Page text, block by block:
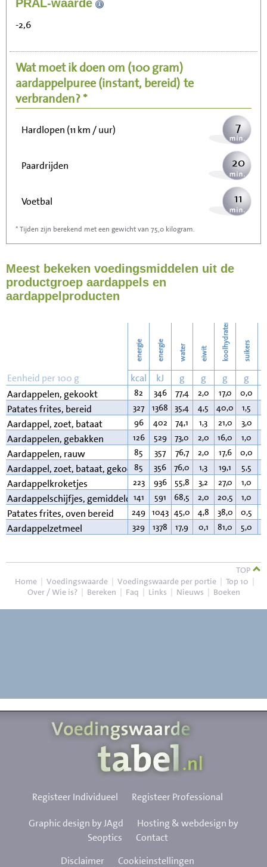
PRAL-waarde
-2,6
Wat moet ik doen om (100 gram)
aardappelpuree (instant, bereid) te
verbranden? *
Zitten, tv kijken
14
Wandelen (5 km/uur)
Hardlopen (11 km / uur) 7
Paardrijden 20
Voetbal 11
Stofzuigen
Strijken 34
* Tijden zijn berekend met een gewicht van 75,0 kilogram.
Meest bekeken voedingsmiddelen uit de
productgroep aardappels en
aardappelproducten
energie energie water eiwit koolhydraten suikers
Eenheid per 100 g kcal kJ g g g g
Aardappelen, gekookt
82 346 77,4 2,0 17,0 0,0
Patates frites, bereid 327 1368 35,4 4,5 40,0 1,5
Aardappel, zoet, bataat 96 402 74,1 1,3 21,0 3,0
Aardappelen, gebakken 126 529 73,0 2,0 16,0 1,0
Aardappelen, rauw 85 357 76,7 2,0 17,6 0,0
Aardappel, zoet, bataat, gekookt
85 356 76,0 1,3 19,1 5,5
Aardappelkroketjes 223 936 55,8 3,2 27,0 1,0
Aardappelschijfjes, gemiddeld 141 591 68,5 2,0 20,5 1,0
Patates frites, oven bereid 249 1043 45,0 4,8 38,0 0,5
Aardappelzetmeel 329 1378 17,9 0,1 81,0 5,0
TOP
Home | Voedingswaarde | Voedingswaarde per portie | Top 10 |
Over / Wie is? | Bereken | Faq | Links | Nieuws | Boeken
Registeer Individueel Registeer Professional
Graphic design by JAgd
Hosting & webdesign by
Seoptics
Contact
Disclaimer
Cookieinstellingen